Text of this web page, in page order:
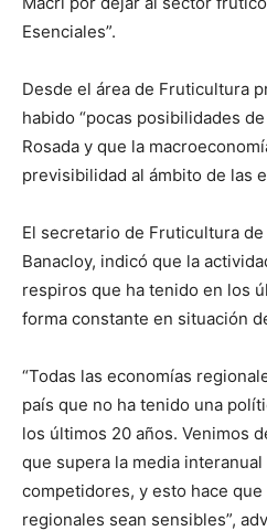
Esenciales”.
Desde el área de Fruticultura
habido “pocas posibilidades
Rosada y que la
previsibilidad al ámbito de las
El secretario de Fruticultura
Banacloy, indicó que la
respiros que ha tenido en los
forma constante en situación
“Todas las economías
país que no ha tenido una
los últimos 20 años. Venimos
que supera la media
competidores, y esto hace
regionales sean sensibles”,